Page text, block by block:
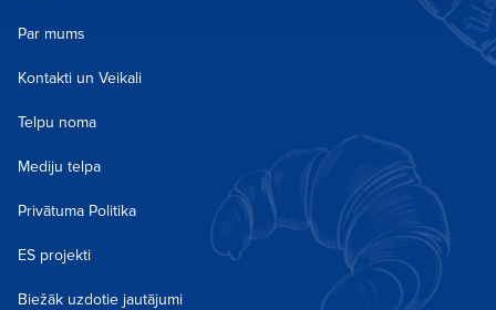
Par mums
Kontakti un Veikali
Telpu noma
Mediju telpa
Privātuma Politika
ES projekti
Biežāk uzdotie jautājumi